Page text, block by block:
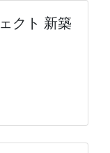
クト 新築